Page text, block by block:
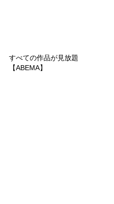
すべての作品が見放題
【ABEMA】